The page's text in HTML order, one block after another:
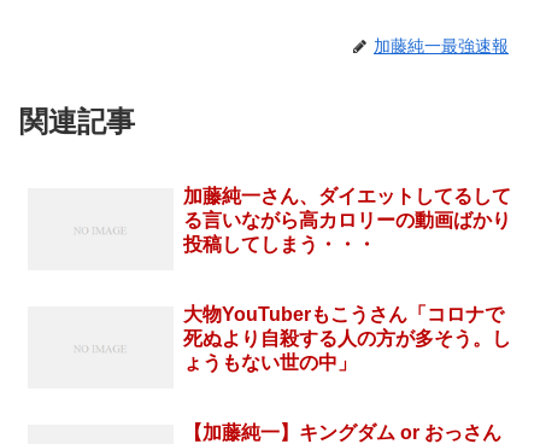
加藤純一最強速報
関連記事
加藤純一さん、ダイエットしてるして
る言いながら高カロリーの動画ばかり
投稿してしまう・・・
大物YouTuberもこうさん「コロナで
死ぬより自殺する人の方が多そう。し
ょうもない世の中」
【加藤純一】キングダム or おっさん